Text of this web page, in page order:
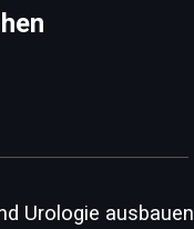
Urologie ausbauen